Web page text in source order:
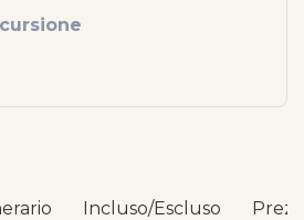
Incluso/Escluso